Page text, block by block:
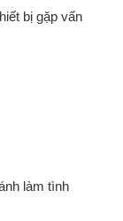
bị gặp vấn
làm tình